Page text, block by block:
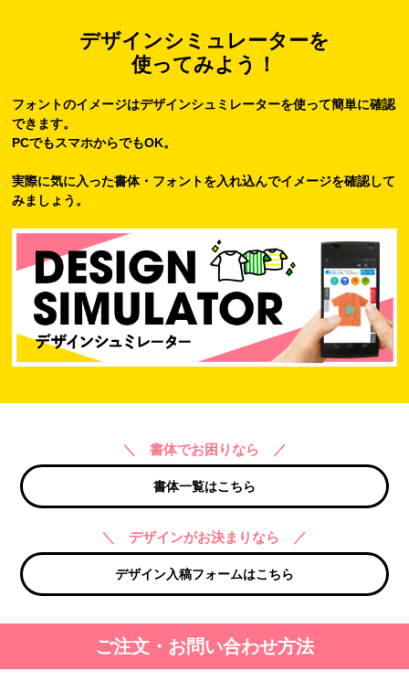
デザインシミュレーターを
使ってみよう！
フォントのイメージはデザインシュミレーターを使って簡単に確認
できます。
PCでもスマホからでもOK。
実際に気に入った書体・フォントを入れ込んでイメージを確認して
みましょう。
＼ 書体でお困りなら ／
書体一覧はこちら
＼ デザインがお決まりなら ／
デザイン入稿フォームはこちら
ご注文・お問い合わせ方法